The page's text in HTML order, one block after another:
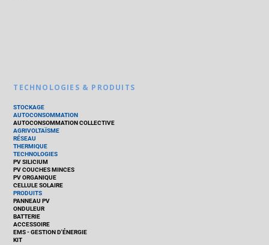
TECHNOLOGIES & PRODUITS
STOCKAGE
AUTOCONSOMMATION
AUTOCONSOMMATION COLLECTIVE
AGRIVOLTAÏSME
RÉSEAU
THERMIQUE
TECHNOLOGIES
PV SILICIUM
PV COUCHES MINCES
PV ORGANIQUE
CELLULE SOLAIRE
PRODUITS
PANNEAU PV
ONDULEUR
BATTERIE
ACCESSOIRE
EMS - GESTION D'ÉNERGIE
KIT